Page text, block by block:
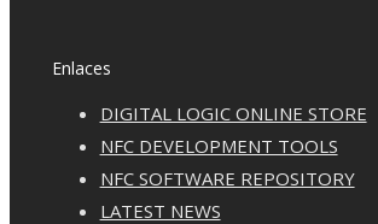
Enlaces
DIGITAL LOGIC ONLINE STORE
NFC DEVELOPMENT TOOLS
NFC SOFTWARE REPOSITORY
LATEST NEWS